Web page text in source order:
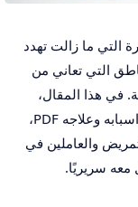
التي ما زالت تهدد
التي تعاني من
في هذا المقال،
نقدم لك ملفًا بعنوان مرض الكوليرا أعراضه واسبابه وعلاجه PDF،
والعاملين في
سريريًا.